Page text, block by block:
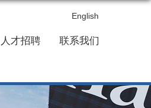
人才招聘 联系我们
English